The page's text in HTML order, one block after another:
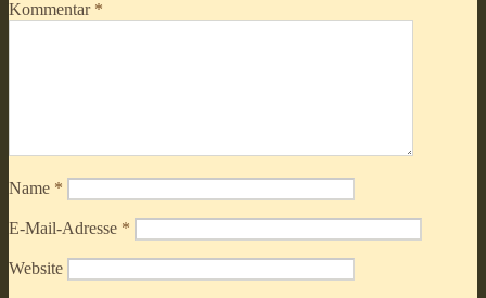
Kommentar *
Name *
E-Mail-Adresse *
Website